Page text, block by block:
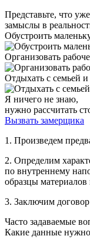
Представьте, что
замыслы в
Обустроить
Организовать
Отдыхать с семьей и
Я ничего не знаю,
нужно рассчитать
Вызвать замерщика
1. Произведем
2. Определим
по внутреннему
образцы
3. Заключим
Часто задаваемые
Какие данные нужно